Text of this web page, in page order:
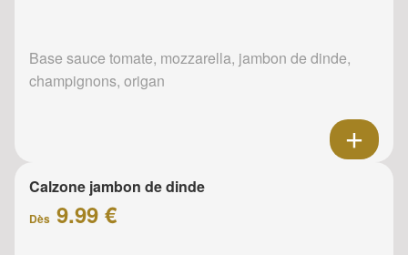
Base sauce tomate, mozzarella, jambon de dinde,
champignons, origan
Calzone jambon de dinde
Dès 9.99 €